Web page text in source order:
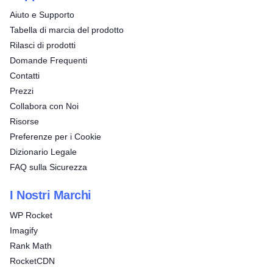
Aiuto e Supporto
Tabella di marcia del prodotto
Rilasci di prodotti
Domande Frequenti
Contatti
Prezzi
Collabora con Noi
Risorse
Preferenze per i Cookie
Dizionario Legale
FAQ sulla Sicurezza
I Nostri Marchi
WP Rocket
Imagify
Rank Math
RocketCDN